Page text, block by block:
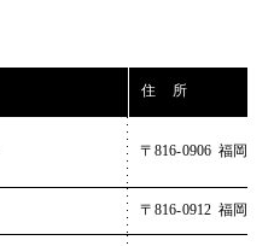
住 所
〒816-0906 福岡県
〒816-0912 福岡県